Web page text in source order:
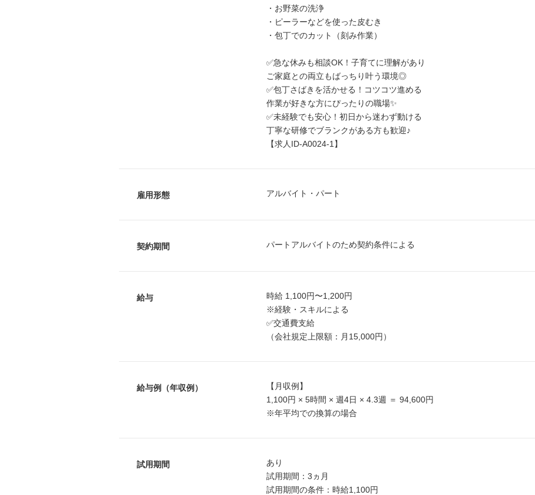
・お野菜の洗浄
・ピーラーなどを使った皮むき
・包丁でのカット（刻み作業）
✅急な休みも相談OK！子育てに理解があり
ご家庭との両立もばっちり叶う環境◎
✅包丁さばきを活かせる！コツコツ進める
作業が好きな方にぴったりの職場✨
✅未経験でも安心！初日から迷わず動ける
丁寧な研修でブランクがある方も歓迎♪
【求人ID-A0024-1】
雇用形態 アルバイト・パート
契約期間 パートアルバイトのため契約条件による
給与
時給 1,100円〜1,200円
※経験・スキルによる
✅交通費支給
（会社規定上限額：月15,000円）
給与例（年収例）
【月収例】
1,100円 × 5時間 × 週4日 × 4.3週 ＝ 94,600円
※年平均での換算の場合
試用期間
あり
試用期間：3ヵ月
試用期間の条件：時給1,100円